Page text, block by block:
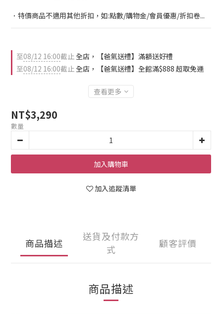
．特價商品不適用其他折扣，如:點數/購物金/會員優惠/折扣卷...
至08/12 16:00截止全店，【爸氣送禮】滿額送好禮
至08/12 16:00截止全店，【爸氣送禮】全館滿$888 超取免運
查看更多
NT$3,290
數量
加入購物車
加入追蹤清單
商品描述
送貨及付款方
式
顧客評價
商品描述